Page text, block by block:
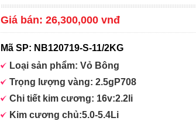
Giá bán: 26,300,000 vnđ
Mã SP: NB120719-S-11/2KG
Loại sản phẩm: Vỏ Bông
Trọng lượng vàng: 2.5gP708
Chi tiết kim cương: 16v:2.2li
Kim cương chủ:5.0-5.4Li